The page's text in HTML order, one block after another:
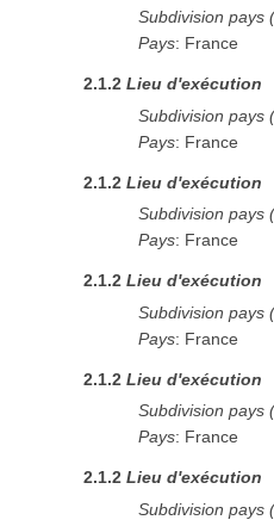
Subdivision pays
Pays: France
2.1.2Lieu d'exécution
Subdivision pays
Pays: France
2.1.2Lieu d'exécution
Subdivision pays
Pays: France
2.1.2Lieu d'exécution
Subdivision pays
Pays: France
2.1.2Lieu d'exécution
Subdivision pays
Pays: France
2.1.2Lieu d'exécution
Subdivision pays